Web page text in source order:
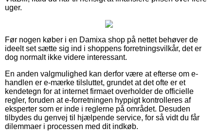
uger.
Før nogen køber i en Damixa shop på nettet behøver de
ideelt set sætte sig ind i shoppens forretningsvilkår, det er
dog normalt ikke videre interessant.
En anden valgmulighed kan derfor være at efterse om e-
handlen er e-mærke tilsluttet, grundet at det ofte er et
kendetegn for at internet firmaet overholder de officielle
regler, foruden at e-forretningen hyppigt kontrolleres af
eksperter som er inde i reglerne på området. Desuden
tilbydes du genvej til hjælpende service, for så vidt du får
dilemmaer i processen med dit indkøb.